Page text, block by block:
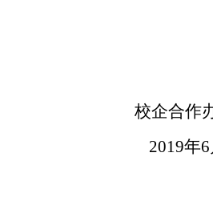
校企合作
2019年6